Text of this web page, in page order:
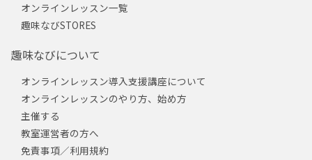
オンラインレッスン一覧
趣味なびSTORES
趣味なびについて
オンラインレッスン導入支援講座について
オンラインレッスンのやり方、始め方
主催する
教室運営者の方へ
免責事項／利用規約